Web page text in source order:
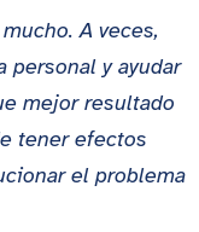
A veces,
personal y ayudar
mejor resultado
tener efectos
el problema